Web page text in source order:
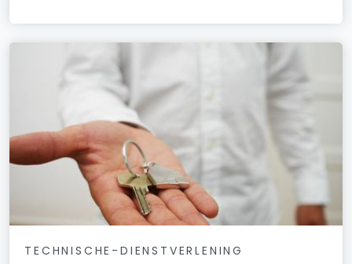
TECHNISCHE-DIENSTVERLENING